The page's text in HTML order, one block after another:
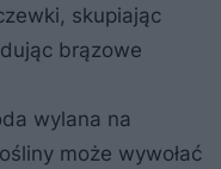
skupiając
brązowe
wylana na
może wywołać